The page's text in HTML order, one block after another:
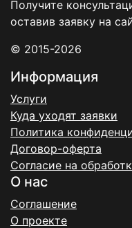
Получите
оставив заявку на
© 2015-2026
Информация
Услуги
Куда уходят заявки
Политика
Договор-оферта
Согласие на
О нас
Соглашение
О проекте